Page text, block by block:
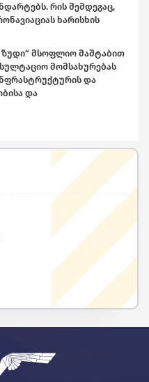
რის შემდეგაც,
ხარისხის
ზუდი“ მსოფლიო მაშტაბით
მომსახურებას
და
და